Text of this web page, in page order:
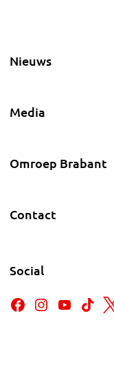
Nieuws
Media
Omroep Brabant
Contact
Social